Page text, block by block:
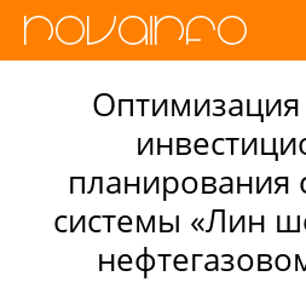
Оптимизация
системы «Лин